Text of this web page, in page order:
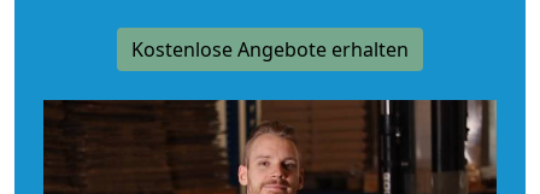
Kostenlose Angebote erhalten